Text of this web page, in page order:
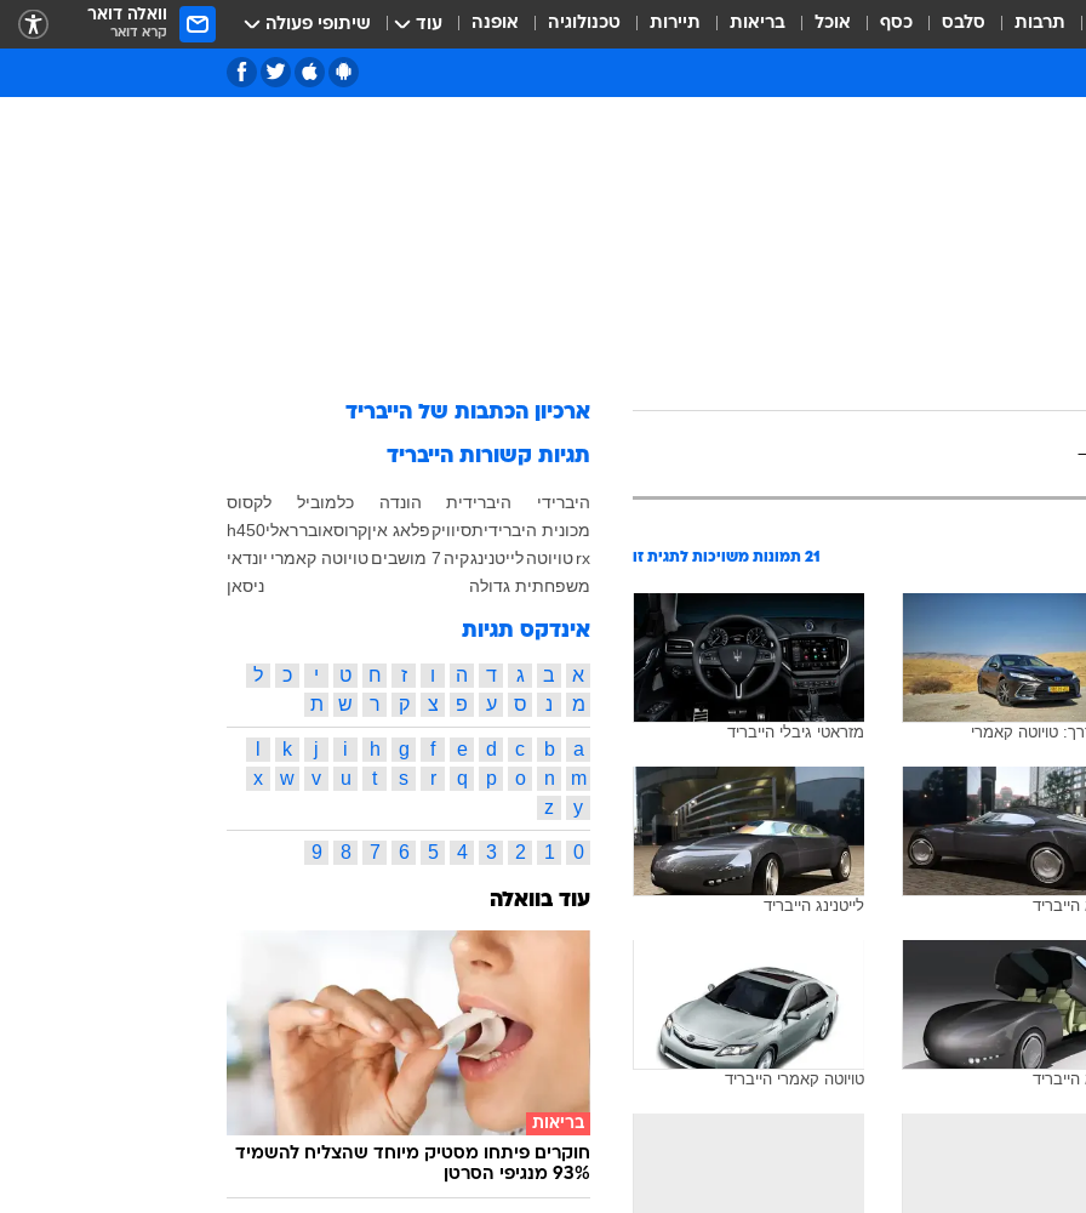
תרבות סלבס כסף אוכל בריאות תיירות טכנולוגיה אופנה עוד שיתופי פעולה וואלה דואר
קרא דואר
21 תמונות משויכות לתגית זו
טויוטה קאמרי מזראטי גיבלי הייבריד
הייבריד לייטנינג הייבריד
הייבריד טויוטה קאמרי הייבריד
ארכיון הכתבות של הייבריד
תגיות קשורות הייבריד
היברידי היברידית הונדה כלמוביל
לקסוס
מכונית היברידיתסיוויקפלאג איןקרוסאוברראליh450
rxטויוטהלייטנינגקיה 7 מושבים טויוטה קאמרי יונדאי
משפחתית גדולה
ניסאן
אינדקס תגיות
א ב ג ד ה ו ז ח ט י כ
ל
מ
נ ס ע פ צ ק ר ש ת
a
b
c
d
e
f
g
h
i
j
k
m
n
o
p
q
r
s
t
u
v
w
x
y
z
0
1
2
3
4
5
6
7
8
9
עוד בוואלה
בריאות
חוקרים פיתחו מסטיק מיוחד שהצליח להשמיד
93% מנגיפי הסרטן